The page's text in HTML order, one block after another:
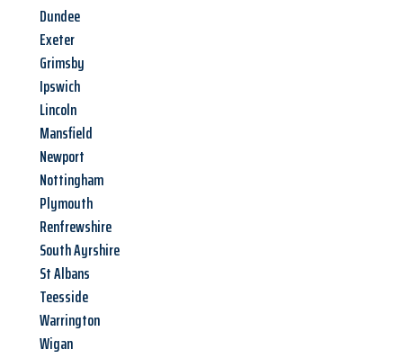
Dundee
Exeter
Grimsby
Ipswich
Lincoln
Mansfield
Newport
Nottingham
Plymouth
Renfrewshire
South Ayrshire
St Albans
Teesside
Warrington
Wigan